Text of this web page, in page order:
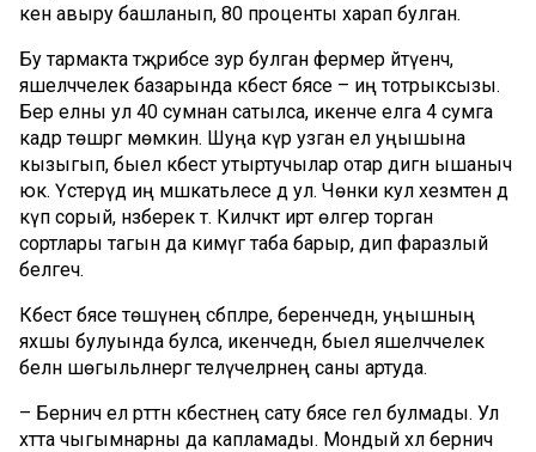
кенә авыру башланып, 80 проценты харап булган.
Бу тармакта тәҗрибәсе зур булган фермер әйтүенчә,
яшелчәчелек базарында кәбестә бәясе – иң тотрыксызы.
Бер елны ул 40 сумнан сатылса, икенче елга 4 сумга
кадәр төшәргә мөмкин. Шуңа күрә узган ел уңышына
кызыгып, быел кәбестә утыртучылар отар дигән ышаныч
юк. Үстерүдә иң мәшәкатьлесе дә ул. Чөнки кул хезмәтен дә
күп сорый, нәзберек тә. Киләчәктә иртә өлгерә торган
сортлары тагын да кимүгә таба барыр, дип фаразлый
белгеч.
Кәбестә бәясе төшүнең сәбәпләре, беренчедән, уңышның
яхшы булуында булса, икенчедән, быел яшелчәчелек
белән шөгыльләнергә теләүчеләрнең саны артуда.
– Берничә ел рәттән кәбестәнең сату бәясе гел булмады. Ул
хәтта чыгымнарны да капламады. Мондый хәл берничә